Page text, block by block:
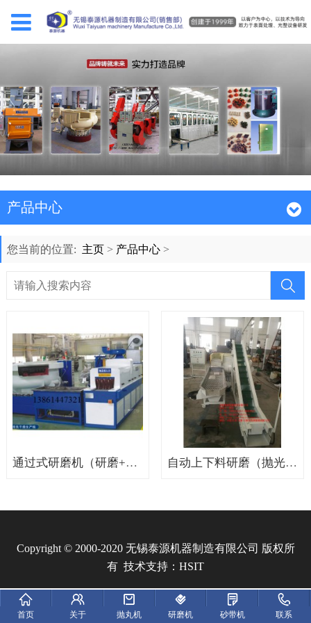
产品中心
您当前的位置: 主页> 产品中心>
通过式研磨机（研磨+清洗） 自动上下料研磨（抛光）自动线
Copyright © 2000-2020 无锡泰源机器制造有限公司 版权所
有 技术支持： HSIT
首页 关于 抛丸机 研磨机 砂带机 联系